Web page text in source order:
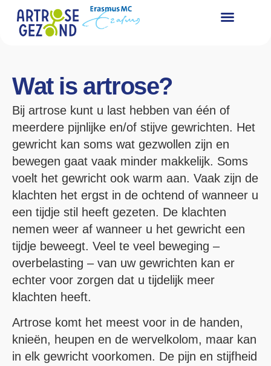
Wat is artrose?
Bij artrose kunt u last hebben van één of
meerdere pijnlijke en/of stijve gewrichten. Het
gewricht kan soms wat gezwollen zijn en
bewegen gaat vaak minder makkelijk. Soms
voelt het gewricht ook warm aan. Vaak zijn de
klachten het ergst in de ochtend of wanneer u
een tijdje stil heeft gezeten. De klachten
nemen weer af wanneer u het gewricht een
tijdje beweegt. Veel te veel beweging –
overbelasting – van uw gewrichten kan er
echter voor zorgen dat u tijdelijk meer
klachten heeft.
Artrose komt het meest voor in de handen,
knieën, heupen en de wervelkolom, maar kan
in elk gewricht voorkomen. De pijn en stijfheid